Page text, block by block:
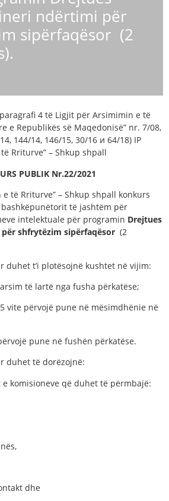
ndërtimi për
sipërfaqësor (2
4 të Ligjit për Arsimimin e të
e Republikës së Maqedonisë” nr. 7/08,
144/14, 146/15, 30/16 и 64/18) IP
Rriturve” – Shkup shpall
PUBLIK Nr.22/2021
të Rriturve” – Shkup shpall konkurs
të jashtëm për
intelektuale për programin Drejtues
shfrytëzim sipërfaqësor (2
duhet t’i plotësojnë kushtet në vijim:
të lartë nga fusha përkatëse;
vite përvojë pune në mësimdhënie në
pune në fushën përkatëse.
duhet të dorëzojnë:
komisioneve që duhet të përmbajë:
dhe